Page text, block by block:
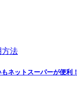
方法
ネットスーパーが便利！